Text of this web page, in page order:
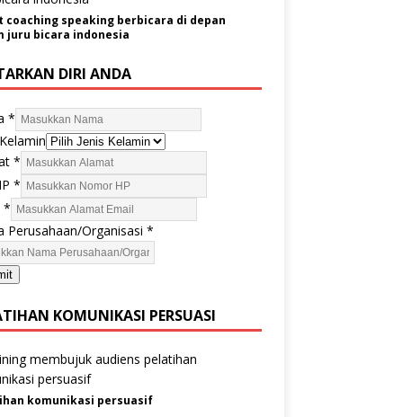
coaching speaking berbicara di depan
juru bicara indonesia
DIRI ANDA
*
*
*
*
Perusahaan/Organisasi *
KOMUNIKASI PERSUASI
komunikasi persuasif